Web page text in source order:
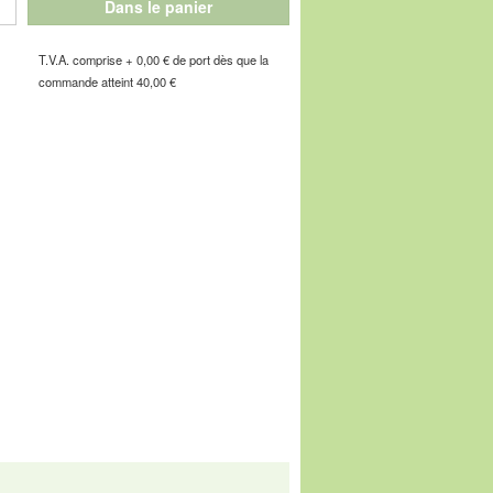
confortables de votre vie !
Dans le panier
T.V.A. comprise + 0,00 € de port dès que la
commande atteint 40,00 €